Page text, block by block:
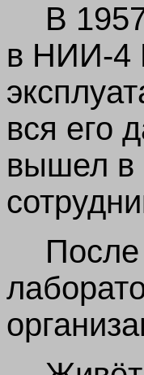
В
в НИИ-4
вся его
вышел в
После